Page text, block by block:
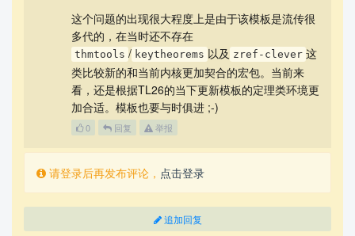
Package hyperref Warning: Suppressing link with empty t
(end occurred when ifx ... was incomplete)
用了 include 后，同一个内部条件未闭合问题会在 include
收尾宏里爆成 Extra else。所以如果你要构造“机制 MW
E”，可以不用 include；如
果你要复现和原工程完全一致的报错文本，就需要 includ
Background
该问题源自某份（有一定年份，但不多）的模板，这里仅作背
这个问题的出现很大程度上是由于该模板是流传很
多代的，在当时还不存在
thmtools / keytheorems 以及 zref-clever 这
类比较新的和当前内核更加契合的宏包。当前来
看，还是根据TL26的当下更新模板的定理类环境更
加合适。模板也要与时俱进 ;-)
0 回复 举报
请登录后再发布评论， 点击登录
追加回复